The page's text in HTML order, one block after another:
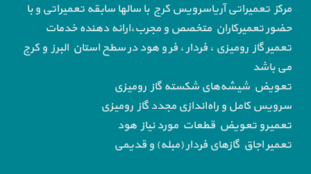
مرکز تعمیراتی آریاسرویس کرج با سالها سابقه تعمیراتی و با
حضور تعمیرکاران متخصص و مجرب،ارائه دهنده خدمات
تعمیر گاز رومیزی ، فردار ، فر و هود در سطح استان البرز و کرج
می باشد
تعویض شیشه‌های شکسته گاز رومیزی
سرویس کامل و راه‌اندازی مجدد گاز رومیزی
تعمیرو تعویض قطعات مورد نیاز هود
تعمیر اجاق گاز‌های فردار (مبله) و قدیمی